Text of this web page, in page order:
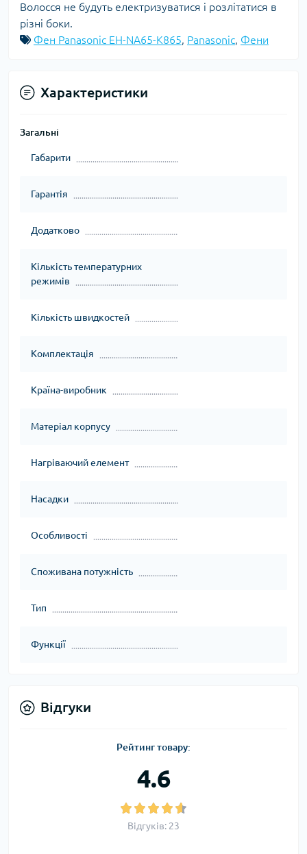
Волосся не будуть електризуватися і розлітатися в
різні боки.
Фен Panasonic EH-NA65-K865, Panasonic, Фени
Характеристики
Загальні
Габарити
Гарантія
Додатково
Кількість температурних
режимів
Кількість швидкостей
Комплектація
Країна-виробник
Матеріал корпусу
Нагріваючий елемент
Насадки
Особливості
Споживана потужність
Тип
Функції
Відгуки
Рейтинг товару:
4.6
Відгуків: 23